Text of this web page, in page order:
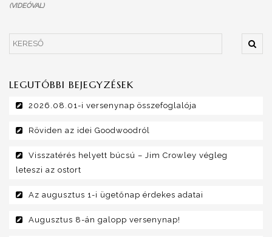
(VIDEÓVAL)
LEGUTÓBBI BEJEGYZÉSEK
2026.08.01-i versenynap összefoglalója
Röviden az idei Goodwoodról
Visszatérés helyett búcsú – Jim Crowley végleg
leteszi az ostort
Az augusztus 1-i ügetőnap érdekes adatai
Augusztus 8-án galopp versenynap!